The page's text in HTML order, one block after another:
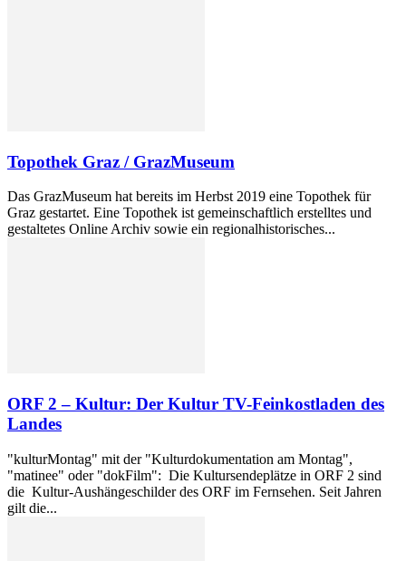
Topothek Graz / GrazMuseum
Das GrazMuseum hat bereits im Herbst 2019 eine Topothek für
Graz gestartet. Eine Topothek ist gemeinschaftlich erstelltes und
gestaltetes Online Archiv sowie ein regionalhistorisches...
ORF 2 – Kultur: Der Kultur TV-Feinkostladen des
Landes
"kulturMontag" mit der "Kulturdokumentation am Montag",
"matinee" oder "dokFilm": Die Kultursendeplätze in ORF 2 sind
die Kultur-Aushängeschilder des ORF im Fernsehen. Seit Jahren
gilt die...